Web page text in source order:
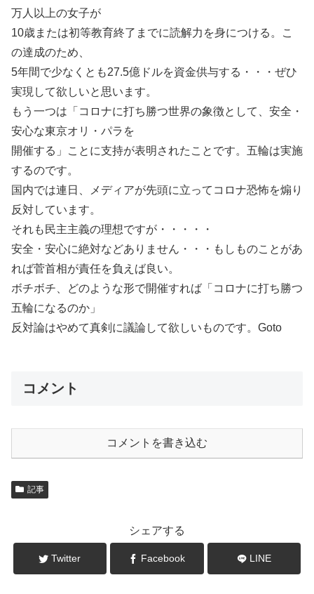
万人以上の女子が
10歳または初等教育終了までに読解力を身につける。こ
の達成のため、
5年間で少なくとも27.5億ドルを資金供与する・・・ぜひ
実現して欲しいと思います。
もう一つは「コロナに打ち勝つ世界の象徴として、安全・
安心な東京オリ・パラを
開催する」ことに支持が表明されたことです。五輪は実施
するのです。
国内では連日、メディアが先頭に立ってコロナ恐怖を煽り
反対しています。
それも民主主義の理想ですが・・・・・
安全・安心に絶対などありません・・・もしものことがあ
れば菅首相が責任を負えば良い。
ボチボチ、どのような形で開催すれば「コロナに打ち勝つ
五輪になるのか」
反対論はやめて真剣に議論して欲しいものです。Goto
コメント
コメントを書き込む
記事
シェアする
Twitter Facebook LINE